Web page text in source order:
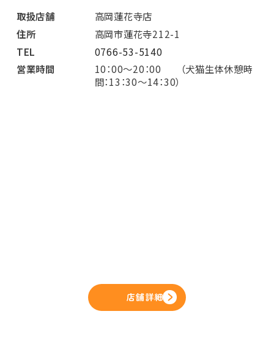
取扱店舗
高岡蓮花寺店
住所
高岡市蓮花寺212-1
TEL
0766-53-5140
営業時間
10：00～20：00 （犬猫生体休憩時
間：13：30～14：30）
店舗詳細